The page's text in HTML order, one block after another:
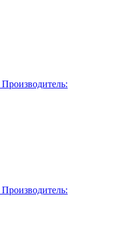
Производитель:
Производитель: